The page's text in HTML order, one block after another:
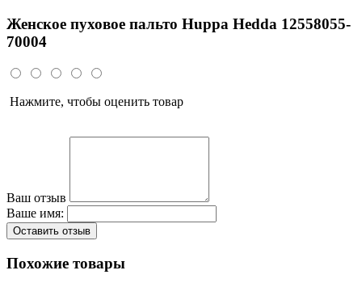
Женское пуховое пальто Huppa Hedda 12558055-
70004
Нажмите, чтобы оценить товар
Ваш отзыв
Ваше имя:
Оставить отзыв
Похожие товары